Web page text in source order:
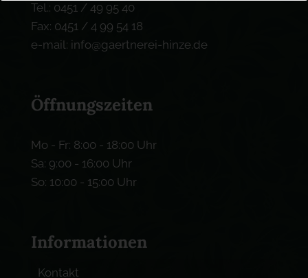
Tel.: 0451 / 49 95 40
Fax: 0451 / 4 99 54 18
e-mail: info@gaertnerei-hinze.de
Öffnungszeiten
Mo - Fr: 8:00 - 18:00 Uhr
Sa: 9:00 - 16:00 Uhr
So: 10:00 - 15:00 Uhr
Informationen
Kontakt